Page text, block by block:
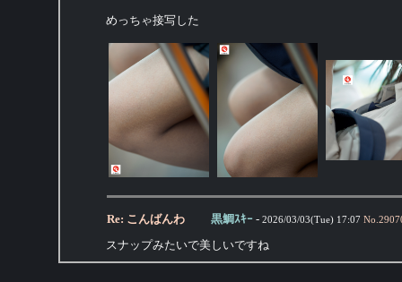
めっちゃ接写した
Re: こんばんわ 黒鯛ｽｷｰ - 2026/03/03(Tue) 17:07 No.
スナップみたいで美しいですね